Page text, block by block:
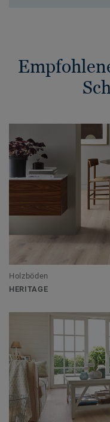
Holzböden
HERITAGE